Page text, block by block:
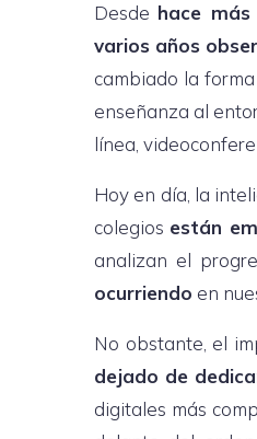
Desde hace
varios años
cambiado la
enseñanza al
línea,
Hoy en día, la
colegios están
analizan el
ocurriendo en
No obstante, el
dejado de
digitales más